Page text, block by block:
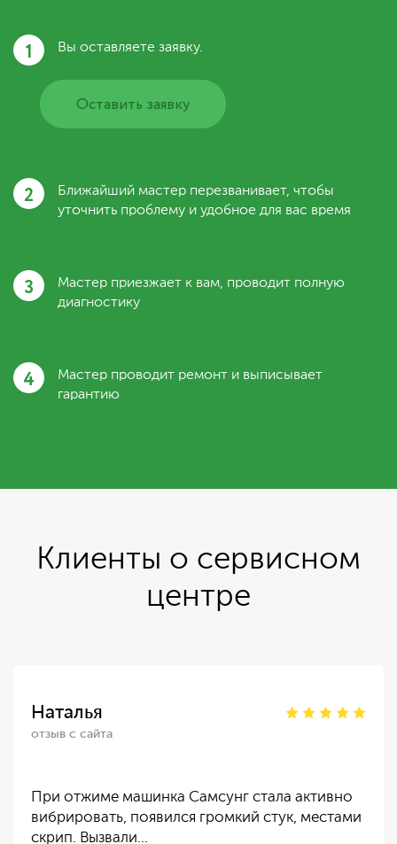
1 Вы оставляете заявку.
Оставить заявку
2
Ближайший мастер перезванивает, чтобы
уточнить проблему и удобное для вас время
3
Мастер приезжает к вам, проводит полную
диагностику
4
Мастер проводит ремонт и выписывает
гарантию
Клиенты о сервисном
центре
Наталья
отзыв с сайта
При отжиме машинка Самсунг стала активно
вибрировать, появился громкий стук, местами
скрип. Вызвали…